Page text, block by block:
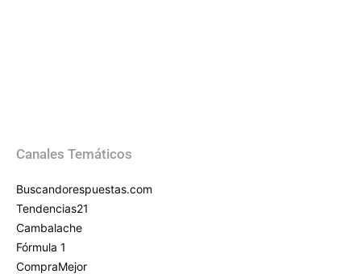
Canales Temáticos
Buscandorespuestas.com
Tendencias21
Cambalache
Fórmula 1
CompraMejor